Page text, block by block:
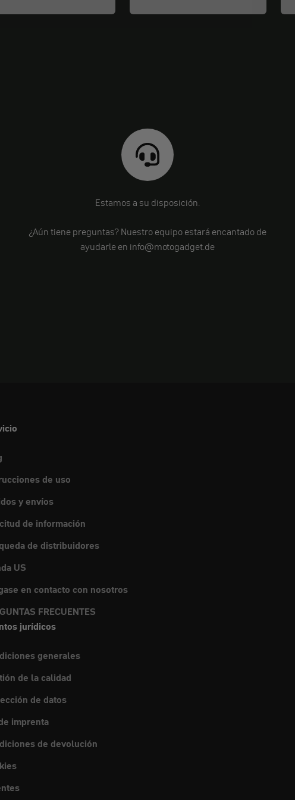
Estamos a su disposición.
¿Aún tiene preguntas? Nuestro equipo estará encantado de
ayudarle en info@motogadget.de
de uso
y envíos
de información
de distribuidores
US
en contacto con nosotros
FRECUENTES
jurídicos
generales
de la calidad
de datos
imprenta
de devolución